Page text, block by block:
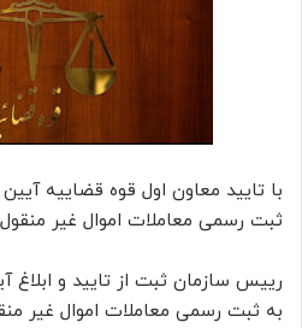
ثبت رسمی معاملات اموال غیر
به ثبت رسمی معاملات اموال غیر